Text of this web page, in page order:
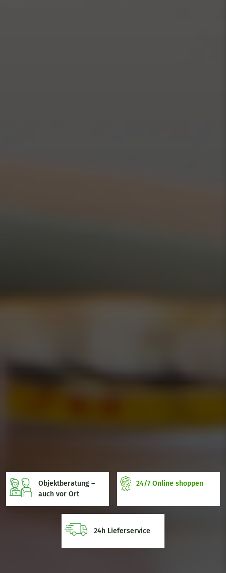
Objektberatung –
auch vor Ort
24/7 Online shoppen
24h Lieferservice